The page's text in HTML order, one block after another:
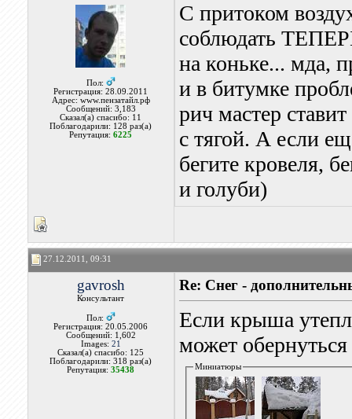
Пол:
Регистрация: 28.09.2011
Адрес: www.пензатайл.рф
Сообщений: 3,183
Сказал(а) спасибо: 11
Поблагодарили: 128 раз(а)
Репутация:6225
С притоком
соблюдать
на коньке... мда,
и в битумке
рич мастер
с тягой. А если
бегите кровеля,
и голуби)
27.12.2011, 09:31
gavrosh
Консультант
Пол:
Регистрация: 20.05.2006
Сообщений: 1,602
Images: 21
Сказал(а) спасибо: 125
Поблагодарили: 318 раз(а)
Репутация:35438
Re: Снег -
Если крыша
может
Миниатюры